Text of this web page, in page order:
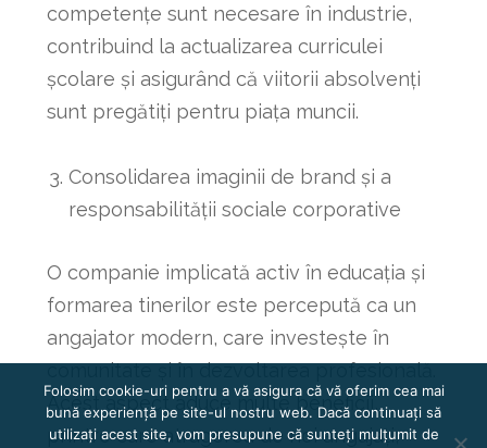
competențe sunt necesare în industrie,
contribuind la actualizarea curriculei
școlare și asigurând că viitorii absolvenți
sunt pregătiți pentru piața muncii.
Consolidarea imaginii de brand și a
responsabilității sociale corporative
O companie implicată activ în educația și
formarea tinerilor este percepută ca un
angajator modern, care investește în
comunitate și în dezvoltarea profesională.
Acest aspect aduce multe beneficii,
printre care atragerea de noi angajați,
Folosim cookie-uri pentru a vă asigura că vă oferim cea mai
bună experiență pe site-ul nostru web. Dacă continuați să
utilizați acest site, vom presupune că sunteți mulțumit de